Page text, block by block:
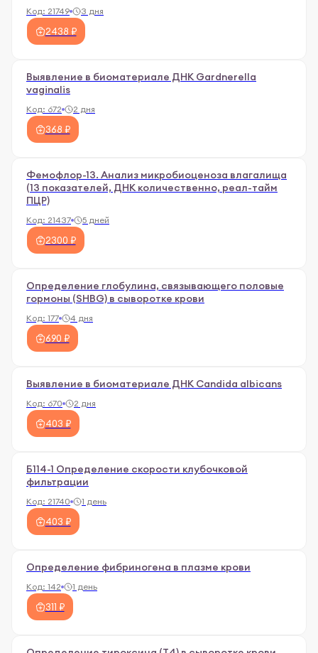
Код: 21749 3 дня
2438 ₽
Выявление в биоматериале ДНК Gardnerella
vaginalis
Код: 672 2 дня
368 ₽
Фемофлор-13. Анализ микробиоценоза влагалища
(13 показателей, ДНК количественно, реал-тайм
ПЦР)
Код: 21437 5 дней
2300 ₽
Определение глобулина, связывающего половые
гормоны (SHBG) в сыворотке крови
Код: 177 4 дня
690 ₽
Выявление в биоматериале ДНК Candida albicans
Код: 670 2 дня
403 ₽
Б114-1 Определение скорости клубочковой
фильтрации
Код: 21740 1 день
403 ₽
Определение фибриногена в плазме крови
Код: 142 1 день
311 ₽